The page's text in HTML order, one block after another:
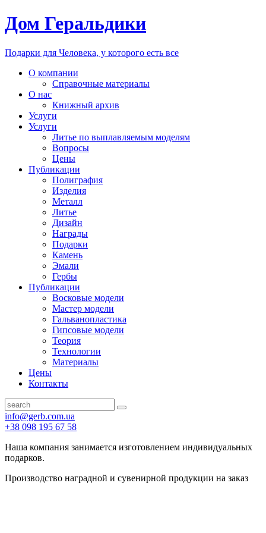
Дом Геральдики
Подарки для Человека, у которого есть все
О компании
Справочные материалы
О нас
Книжный архив
Услуги
Услуги
Литье по выплавляемым моделям
Вопросы
Цены
Публикации
Полиграфия
Изделия
Металл
Литье
Дизайн
Награды
Подарки
Камень
Эмали
Гербы
Публикации
Восковые модели
Мастер модели
Гальванопластика
Гипсовые модели
Теория
Технологии
Материалы
Цены
Контакты
info@gerb.com.ua
+38 098 195 67 58
Наша компания занимается изготовлением индивидуальных
подарков.
Производство наградной и сувенирной продукции на заказ